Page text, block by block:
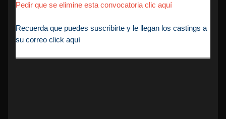
Pedir que se elimine esta convocatoria clic aquí
Recuerda que puedes suscribirte y le llegan los castings a
su correo click aquí